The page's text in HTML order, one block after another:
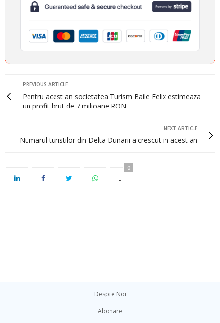
PREVIOUS ARTICLE
Pentru acest an societatea Turism Baile Felix estimeaza
un profit brut de 7 milioane RON
NEXT ARTICLE
Numarul turistilor din Delta Dunarii a crescut in acest an
0
Despre Noi
Abonare